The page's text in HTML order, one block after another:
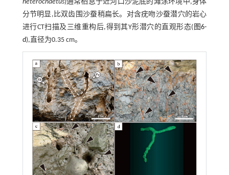
heterochaetus)通常栖息于近河口沙泥底的滩涂环境中,身体
分节明显,比双齿围沙蚕稍扁长。对含疣吻沙蚕潜穴的岩心
进行CT扫描及三维重构后,得到其Y形潜穴的直观形态( 图6-
d),直径为0.35 cm。